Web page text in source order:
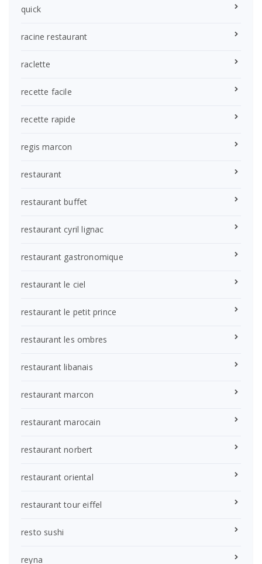
quick
racine restaurant
raclette
recette facile
recette rapide
regis marcon
restaurant
restaurant buffet
restaurant cyril lignac
restaurant gastronomique
restaurant le ciel
restaurant le petit prince
restaurant les ombres
restaurant libanais
restaurant marcon
restaurant marocain
restaurant norbert
restaurant oriental
restaurant tour eiffel
resto sushi
reyna